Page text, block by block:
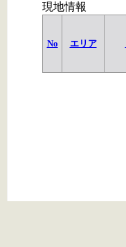
現地情報
No エリア